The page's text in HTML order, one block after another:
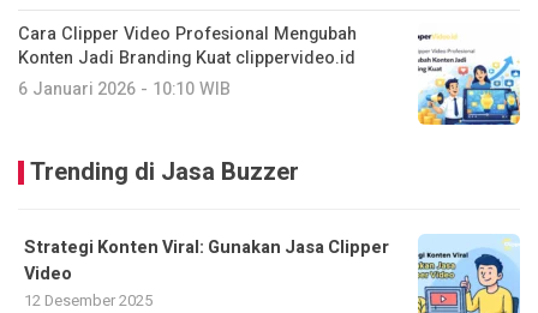
Cara Clipper Video Profesional Mengubah
Konten Jadi Branding Kuat clippervideo.id
6 Januari 2026 - 10:10 WIB
Trending di Jasa Buzzer
Strategi Konten Viral: Gunakan Jasa Clipper
Video
12 Desember 2025